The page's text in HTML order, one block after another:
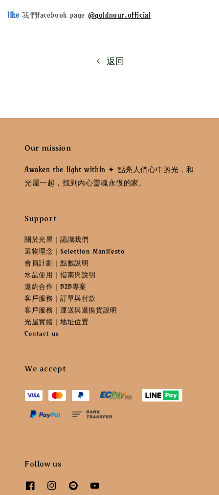
like 我們facebook page @goldnour.official
返回
Our mission
Awaken the light within ✦ 點亮人們心中的光，和
光屋一起，找到內心靈魂永恆的家。
Support
關於光屋｜認識我們
選物理念｜Selection Manifesto
會員計劃｜點數說明
水晶使用｜指南與說明
邀約合作｜B2B專案
客戶服務｜訂單與付款
客戶服務｜運送與退換貨說明
光屋實體｜地址位置
Contact us
We accept
Follow us